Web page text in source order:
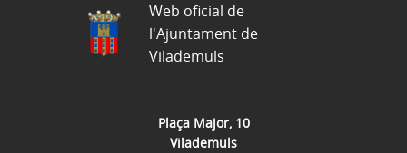
Plaça Major, 10
Vilademuls
Web oficial de
l'Ajuntament de
Vilademuls